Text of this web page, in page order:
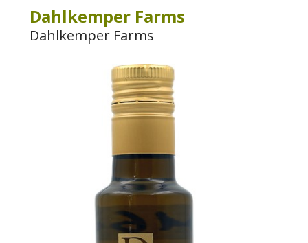
Dahlkemper Farms
Dahlkemper Farms